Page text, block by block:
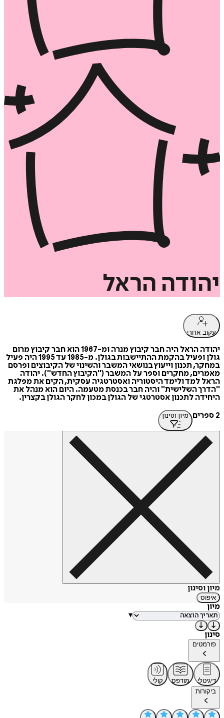
יהודה הראל
עקוב אחרי
יהודה הראל היה חבר קיבוץ מנרה ומ-1967 הוא חבר קיבוץ מרום
גולן ופעיל בהקמת ההתיישבות בגולן. מ-1985 עד 1995 היה פעיל
במחקר, תכנון וייעוץ בנושאי המשבר והשינוי של הקיבוצים ופרסם
מאמרים, מחקרים וספר על המשבר ("הקיבוץ החדש"). יהודה
הראל למד ולימד היסטוריה ואסטרטגיה עסקית, הקים את מפלגת
"הדרך השלישית" והיה חבר בכנסת מטעמה. היום הוא מנהל את
היחידה לתכנון אסטרטגי של הגולן במכון לחקר הגולן בקצרין.
2 ספרים
מיון וסינון
מיון וסינון
איפוס
מיון
▾
סינון
פורמטים
דיגיטלי מודפס
קולי
ביקורות